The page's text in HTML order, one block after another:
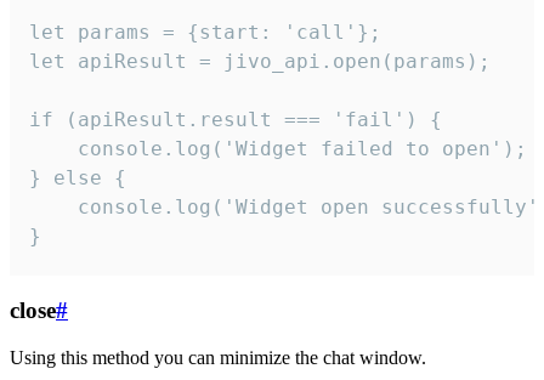
let params = {start: 'call'};
let apiResult = jivo_api.open(params);
if (apiResult.result === 'fail') {
    console.log('Widget failed to open');
} else {
console.log('Widget open
}
close#
Using this method you can minimize the chat window.